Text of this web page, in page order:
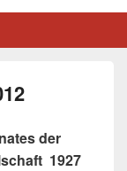
der
1927